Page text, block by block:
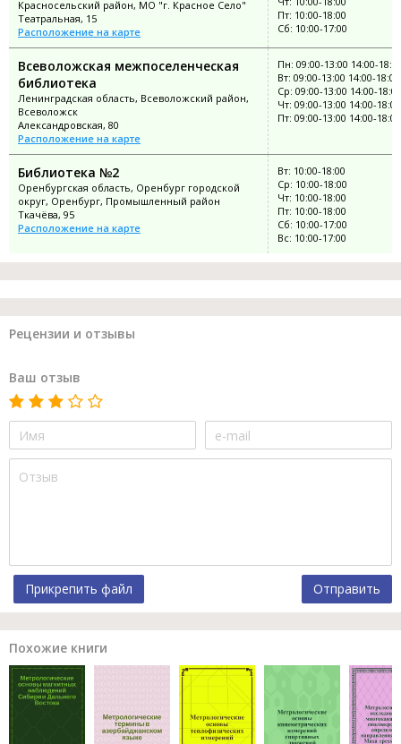
Красносельский район, МО "г. Красное Село"
Театральная, 15
Расположение на карте
Пт: 10:00-18:00
Сб: 10:00-17:00
Всеволожская межпоселенческая
библиотека
Ленинградская область, Всеволожский район,
Всеволожск
Александровская, 80
Расположение на карте
Пн: 09:00-13:00 14:00-
Вт: 09:00-13:00 14:00-18:00
Ср: 09:00-13:00 14:00-18:00
Чт: 09:00-13:00 14:00-18:00
Пт: 09:00-13:00 14:00-18:00
Библиотека №2
Оренбургская область, Оренбург городской
округ, Оренбург, Промышленный район
Ткачёва, 95
Расположение на карте
Вт: 10:00-18:00
Ср: 10:00-18:00
Чт: 10:00-18:00
Пт: 10:00-18:00
Сб: 10:00-17:00
Вс: 10:00-17:00
Рецензии и отзывы
Ваш отзыв
Прикрепить файл Отправить
Похожие книги